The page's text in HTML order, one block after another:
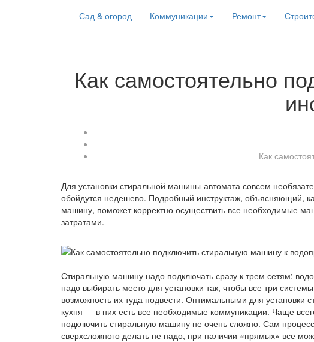
Сад & огород Коммуникации Ремонт
Как самостоятельно
Как
Для установки стиральной машины-автомата совсем
обойдутся недешево. Подробный инструктаж, объясняющий,
машину, поможет корректно осуществить все необходимые
затратами.
Стиральную машину надо подключать сразу к трем сетям:
надо выбирать место для установки так, чтобы все три
возможность их туда подвести. Оптимальными для установки
кухня — в них есть все необходимые коммуникации. Чаще
подключить стиральную машину не очень сложно. Сам
сверхсложного делать не надо, при наличии «прямых» все